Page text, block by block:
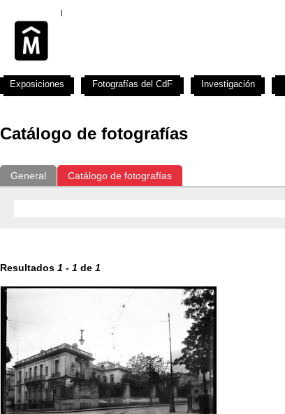
Catálogo de fotografías
General Catálogo de fotografías
Resultados 1 - 1 de 1
Exposiciones Fotografías del CdF Investigación